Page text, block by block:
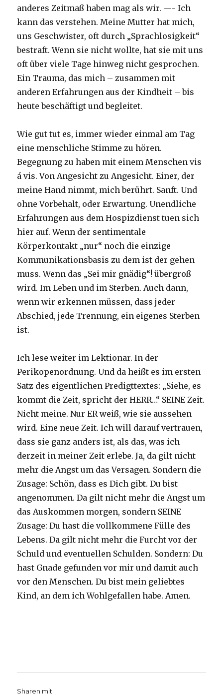
anderes Zeitmaß haben mag als wir. —- Ich
kann das verstehen. Meine Mutter hat mich,
uns Geschwister, oft durch „Sprachlosigkeit“
bestraft. Wenn sie nicht wollte, hat sie mit uns
oft über viele Tage hinweg nicht gesprochen.
Ein Trauma, das mich – zusammen mit
anderen Erfahrungen aus der Kindheit – bis
heute beschäftigt und begleitet.
Wie gut tut es, immer wieder einmal am Tag
eine menschliche Stimme zu hören.
Begegnung zu haben mit einem Menschen vis
á vis. Von Angesicht zu Angesicht. Einer, der
meine Hand nimmt, mich berührt. Sanft. Und
ohne Vorbehalt, oder Erwartung. Unendliche
Erfahrungen aus dem Hospizdienst tuen sich
hier auf. Wenn der sentimentale
Körperkontakt „nur“ noch die einzige
Kommunikationsbasis zu dem ist der gehen
muss. Wenn das „Sei mir gnädig“! übergroß
wird. Im Leben und im Sterben. Auch dann,
wenn wir erkennen müssen, dass jeder
Abschied, jede Trennung, ein eigenes Sterben
ist.
Ich lese weiter im Lektionar. In der
Perikopenordnung. Und da heißt es im ersten
Satz des eigentlichen Predigttextes: „Siehe, es
kommt die Zeit, spricht der HERR…“ SEINE Zeit.
Nicht meine. Nur ER weiß, wie sie aussehen
wird. Eine neue Zeit. Ich will darauf vertrauen,
dass sie ganz anders ist, als das, was ich
derzeit in meiner Zeit erlebe. Ja, da gilt nicht
mehr die Angst um das Versagen. Sondern die
Zusage: Schön, dass es Dich gibt. Du bist
angenommen. Da gilt nicht mehr die Angst um
das Auskommen morgen, sondern SEINE
Zusage: Du hast die vollkommene Fülle des
Lebens. Da gilt nicht mehr die Furcht vor der
Schuld und eventuellen Schulden. Sondern: Du
hast Gnade gefunden vor mir und damit auch
vor den Menschen. Du bist mein geliebtes
Kind, an dem ich Wohlgefallen habe. Amen.
Sharen mit: